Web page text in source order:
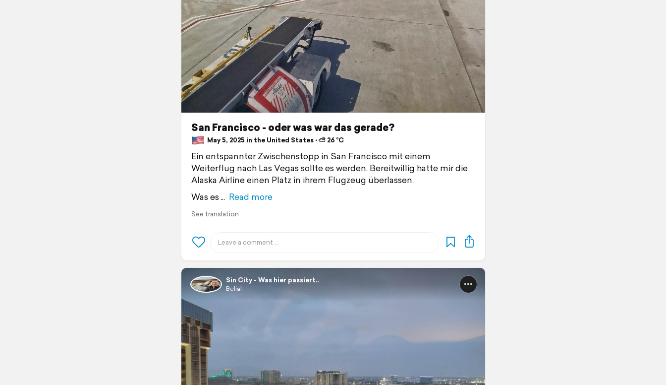
San Francisco - oder was war das gerade?
May 5, 2025 in the United States ⋅ ⛅ 26 °C
Ein entspannter Zwischenstopp in San Francisco mit einem
Weiterflug nach Las Vegas sollte es werden. Bereitwillig hatte mir die
Alaska Airline einen Platz in ihrem Flugzeug überlassen.
Was es
Read more
See translation
Sin City - Was hier passiert..
Belial